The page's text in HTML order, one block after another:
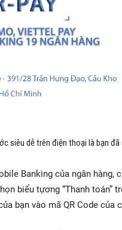
siêu dễ trên điện thoại là bạn
Banking của ngân hàng,
biểu tựơng “Thanh toán”
bạn vào mã QR Code